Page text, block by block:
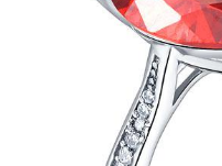
Cele mai vandute
Cele mai votate